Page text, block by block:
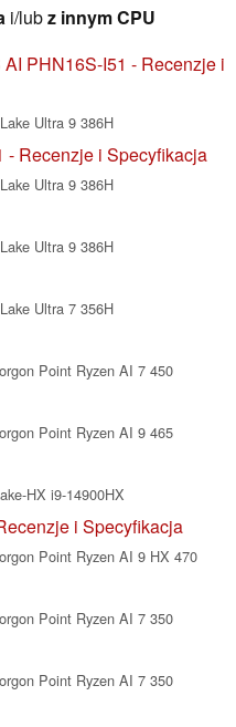
i/lubz innym CPU
PHN16S-I51 - Recenzje i
Ultra 9 386H
- Recenzje i Specyfikacja
Ultra 9 386H
Ultra 9 386H
Ultra 7 356H
Point Ryzen AI 7 450
Point Ryzen AI 9 465
HX i9-14900HX
i Specyfikacja
Point Ryzen AI 9 HX 470
Point Ryzen AI 7 350
Point Ryzen AI 7 350